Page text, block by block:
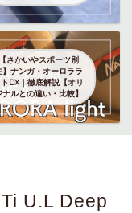
【さかいやスポーツ別
】ナンガ・オーロララ
DX｜徹底解説【オリ
ナルとの違い・比較】
U.L Deep